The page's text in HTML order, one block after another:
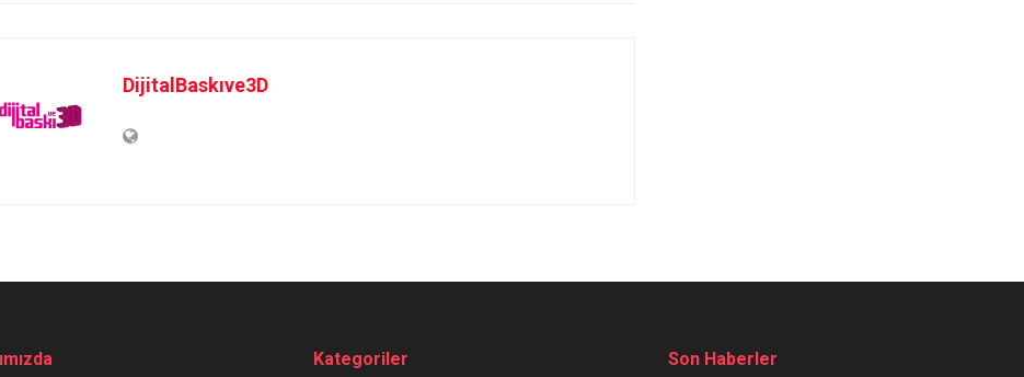
DijitalBaskıve3D
Kategoriler Son Haberler